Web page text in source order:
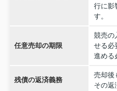
行に影
す。
任意売却の期限
競売の
せる必
進める
残債の返済義務
売却後
その返